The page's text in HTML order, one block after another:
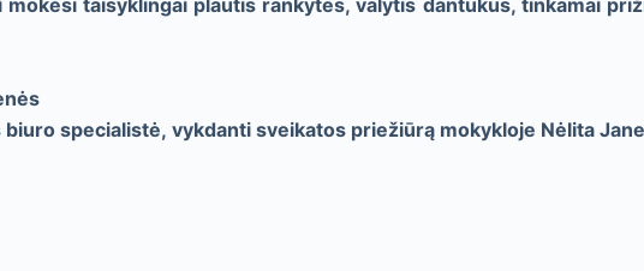
mokėsi taisyklingai plautis rankytes, valytis dantukus, tinkamai
biuro specialistė,vykdanti sveikatos priežiūrą mokykloje Nėlita